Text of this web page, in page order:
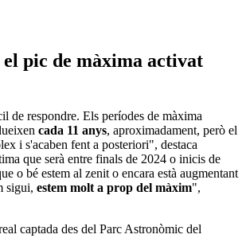
el pic de màxima activat
de respondre. Els períodes de màxima
cada 11 anys, aproximadament, però el
i s'acaben fent a posteriori", destaca
que serà entre finals de 2024 o inicis de
o bé estem al zenit o encara està augmentant
sigui, estem molt a prop del màxim",